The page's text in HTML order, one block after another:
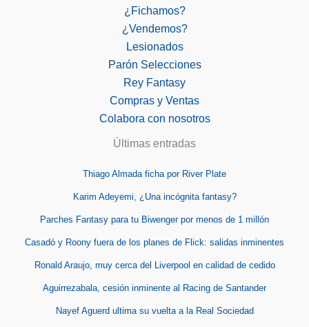
¿Fichamos?
¿Vendemos?
Lesionados
Parón Selecciones
Rey Fantasy
Compras y Ventas
Colabora con nosotros
Últimas entradas
Thiago Almada ficha por River Plate
Karim Adeyemi, ¿Una incógnita fantasy?
Parches Fantasy para tu Biwenger por menos de 1 millón
Casadó y Roony fuera de los planes de Flick: salidas inminentes
Ronald Araujo, muy cerca del Liverpool en calidad de cedido
Aguirrezabala, cesión inminente al Racing de Santander
Nayef Aguerd ultima su vuelta a la Real Sociedad